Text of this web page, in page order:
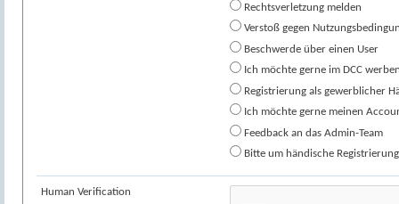
Rechtsverletzung melden
Verstoß gegen
Beschwerde über einen User
Ich möchte gerne im DCC
Registrierung als gewerblicher
Ich möchte gerne meinen
Feedback an das Admin-Team
Bitte um händische
Human Verification